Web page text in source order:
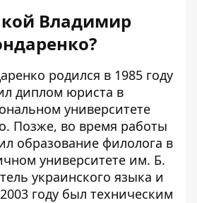
Владимир
родился в 1985 году
диплом юриста в
университете
Позже, во время работы
образование филолога в
университете им. Б.
украинского языка и
году был техническим